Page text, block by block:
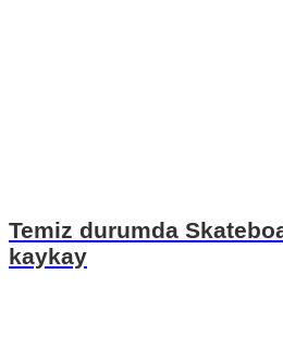
Temiz durumda
kaykay